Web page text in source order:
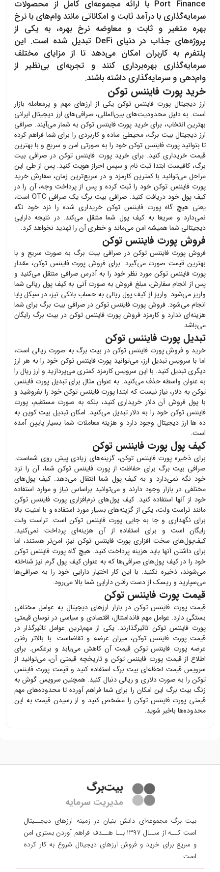
Port Finance با ارائه مجموعه‌ای کامل از محصولات
سرمایه‌گذاری با درآمد ثابت و امکاناتی مانند وام‌های با نرخ
بهره متغیر و ثابت و معاوضه نرخ بهره، به یکی از
پروژه‌های جذاب در دنیای DeFi تبدیل شده است. این
پلتفرم به کاربران امکان می‌دهد تا از مزایای مختلف
سرمایه‌گذاری بهره‌برداری کنند و تجربه‌ای بی‌نظیر از
وام‌دهی و سرمایه‌گذاری داشته باشند.
خرید پورت فایننس توکن
ارز دیجیتال پورت فایننس توکن یکی از ارزهای مهم و پرمعامله بازار
است. به دلیل محدودیت‌های بین‌المللی، صرافی‌های ارز دیجیتال ایرانی
بهترین انتخاب، برای خرید پورت فایننس توکن به شمار می‌آیند. صرافی
ارز دیجیتال بیت برگ، محیطی ساده و کاربردی را برای شما فراهم کرده
تا بتوانیدپورت فایننس توکنخود را به صورتی امن و سریع و با بهترین
قیمت خریداری کنید. برای خریدپورت فایننس توکندر صرافی بیت
برگ، کافیست ابتدا ثبت نام و سپس احراز هویت کنید. پس از طی این
مراحل می‌توانید با کمترین کارمزد و در سریع‌ترین زمان، سفارش خرید
پورت فایننس توکنخود را ثبت کرده و پس از پرداخت وجه، آن را در
کیف پول خود دریافت کنید. صرافی بیت برگ یک صرافی OTC است،
یعنی هیچ گاه پورت فایننس توکن خریداری شده را نزد خود نگه
نمی‌دارد و سریعا به کیف پول شما منتقل می‌کند. در نتیجه دارایی
دیجیتالی شما همیشه امن می‌ماند و خطری آن را تهدید نخواهد کرد.
فروش پورت فایننس توکن
فروشپورت فایننس توکن در صرافی بیت برگ به صورت سریع و با
بهترین قیمت صورت می‌گیرد. برای فروش پورت فایننس توکن، مقدار
پورت فایننس توکنمورد نظر خود را به آدرس صرافی منتقل می‌کنید و
پس از انجام سفارش، مبلغ فروش به صورت آنی به کیف پول ریالی شما
واریز می‌شود. واریز از کیف پول ریالی به حساب بانکی نیز، در سیکل پایا
انجام می‌شود. فروش پورت فایننس توکندر صرافی بیت برگ برای شما
هزینه‌ای ندارد و کارمزد فروش پورت فایننس توکن در بیت برگ رایگان
می‌باشد.
تبدیل پورت فایننس توکن
خرید و فروشپورت فایننس توکن در بیت برگ به صورت ریالی است،
اما با سرویس تبدیل ارز، می‌توانید پورت فایننس توکن خود را به هر ارز
دیگری تبدیل کنید. با این سرویس کارمزد کمتری می‌پردازید و ارز ریال را
به عنوان واسطه حذف می‌کنید. به عنوان مثال برای تبدیل پورت فایننس
توکنبه دلار، نیاز نیست که ابتداپورت فایننس توکنخود را بفروشید و
با پول فروش آن دلار خریداری کنید، بلکه به صورت مستقیم، پورت
فایننس توکنخود را به دلار تبدیل می‌کنید. امکان تبدیل بیت کوین به
ده ها ارز دیجیتال وجود دارد و هزینه معاملات شما بسیار پایین آمده
است.
کیف پول پورت فایننس توکن
برای ذخیره پورت فایننس توکن، گزینه‌های زیادی پیش روی شماست.
صرافی بیت برگ برای حفاظت از پورت فایننس توکن شما، آن را نزد
خود نگه نمی‌دارد و به کیف پول شما انتقال می‌دهد. کیف پول‌های
مختلفی در بازار وجود دارند و می‌توانید براساس نیاز و موارد استفاده
خود از آنها استفاده کنید. کیف پول‌های نرم‌افزاری پورت فایننس توکن
مانند تراست ولت، یکی از گزینه‌های بسیار مورد استفاده و با امنیت بالا
برای نگهداری و جا به جایی پورت فایننس توکناست. تراست ولت
رایگان است و برای استفاده از آن هزینه‌ای پرداخت نمی‌کنید.
کیف‌پول‌های سخت افزاریپورت فایننس توکننیز، امن‌تر هستند، اما
برای داشتن آنها باید هزینه پرداخت کنید. هیچ گاهپورت فایننس توکن
خود را در کیف پول‌های صرافی‌ها که به عنوان کیف پول گرم نیز شناخته
می‌شوند، ذخیره نکنید. با این کار اختیار دارایی خود را به صرافی‌ها
می‌سپارید و ریسک از دست رفتن دارایی شما بالا می‌رود.
قیمت پورت فایننس توکن
قیمتپورت فایننس توکندر بازار ارزهای دیجیتال به عوامل مختلفی
بستگی دارد. عوامل مهم فاندامنتال، اقتصادی و سیاسی در نوسان قیمتی
پورت فایننس توکن تاثیرگذارند. یکی از مهم‌ترین عوامل تاثیرگذار در
قیمتپورت فایننس توکن، میزان عرضه و تقاضاست. با بالاتر رفتن
عرضه پورت فایننس توکن قیمت آن کاهش می‌یابد و برعکس. برای
اطلاع از قیمت پورت فایننس توکن و تاریخچه قیمتی آن، می‌توانید از
سرویس قیمت لحظه‌ای بیت برگ استفاده کنید و قیمت پورت فایننس
توکن را به صورت دلاری و ریالی دنبال کنید. همچنین سرویس گوش به
زنگ بیت برگ این امکان را برای شما فراهم آورده تا محدوده‌های مهم
قیمتی پورت فایننس توکنرا مشخص کنید و از رسیدن قیمت به این
محدوده‌ها باخبر شوید.
بیت برگ مجموعه‌ای دانش بنیان در زمینه ارزهای دیجــیتال
است کــه از ســال ۱۳۹۷ بــا هــدف فراهم آوردن
بستری امن
و سریع برای خرید و فروش ارزهای دیجیتال شروع به کار کرده
است.